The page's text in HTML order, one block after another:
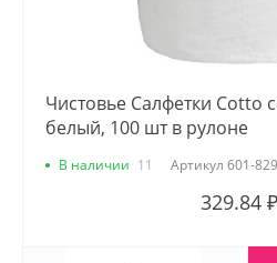
Чистовье Салфетки Cotto
белый, 100 шт в рулоне
В наличии 11 Артикул 601-829
329.84 ₽